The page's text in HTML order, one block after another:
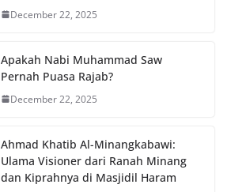
December 22, 2025
Apakah Nabi Muhammad Saw
Pernah Puasa Rajab?
December 22, 2025
Ahmad Khatib Al-Minangkabawi:
Ulama Visioner dari Ranah Minang
dan Kiprahnya di Masjidil Haram